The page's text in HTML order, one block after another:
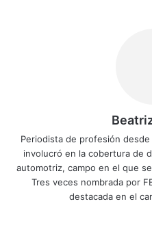
Periodista de profesión
involucró en la cobertura de
automotriz, campo en el que
Tres veces nombrada por
destacada en el